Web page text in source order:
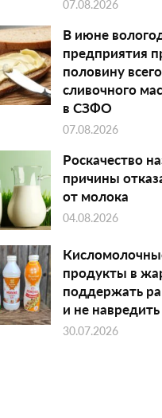
07.08.2026
В июне
предприятия
половину всего
сливочного
в СЗФО
07.08.2026
Роскачество
причины
от молока
04.08.2026
продукты в
поддержать
и не навредить
30.07.2026